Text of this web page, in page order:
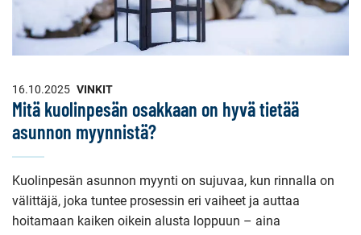
16.10.2025 VINKIT
Mitä kuolinpesän osakkaan on hyvä tietää
asunnon myynnistä?
Kuolinpesän asunnon myynti on sujuvaa, kun rinnalla on
välittäjä, joka tuntee prosessin eri vaiheet ja auttaa
hoitamaan kaiken oikein alusta loppuun – aina